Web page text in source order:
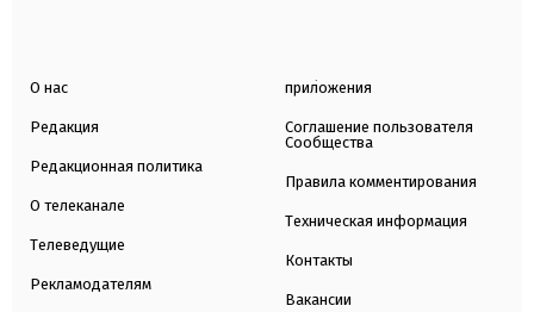
О нас
Редакция
Редакционная политика
О телеканале
Телеведущие
Рекламодателям
приложения
Соглашение пользователя
Сообщества
Правила комментирования
Техническая информация
Контакты
Вакансии